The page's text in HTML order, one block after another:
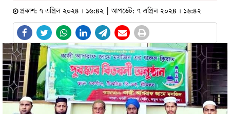
প্রকাশ: ৭ এপ্রিল ২০২৪ । ১৬:৪২ | আপডেট: ৭ এপ্রিল ২০২৪ । ১৬:৪২